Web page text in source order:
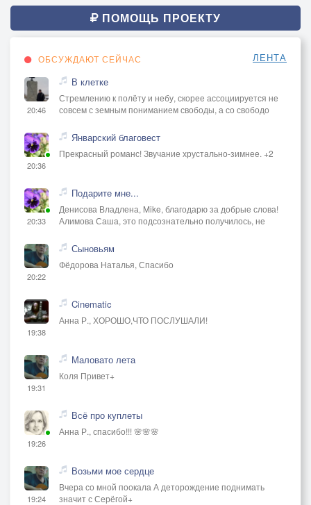
ПОМОЩЬ ПРОЕКТУ
ОБСУЖДАЮТ СЕЙЧАС ЛЕНТА
20:46
В клетке
Стремлению к полёту и небу, скорее ассоциируется не
совсем с земным пониманием свободы, а со свободо
20:36
Январский благовест
Прекрасный романс! Звучание хрустально-зимнее. +2
20:33
Подарите мне...
Денисова Владлена, Mike, благодарю за добрые слова!
Алимова Саша, это подсознательно получилось, не
20:22
Сыновьям
Фёдорова Наталья, Спасибо
19:38
Cinematic
Анна Р., ХОРОШО,ЧТО ПОСЛУШАЛИ!
19:31
Маловато лета
Коля Привет+
19:26
Всё про куплеты
Анна Р., спасибо!!! 🌸🌸🌸
19:24
Возьми мое сердце
Вчера со мной поокала А деторождение поднимать
значит с Серёгой+